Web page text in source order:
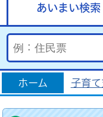
あいまい検索
ホーム 子育